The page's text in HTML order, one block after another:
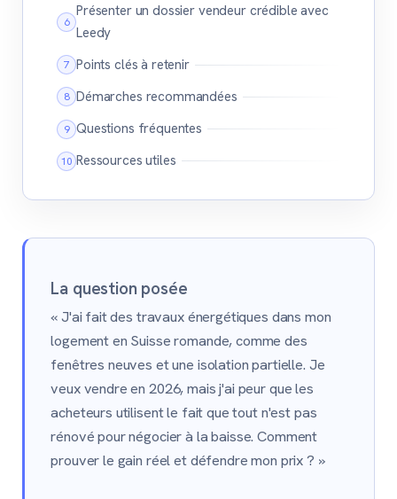
Présenter un dossier vendeur crédible avec
Leedy
Points clés à retenir
Démarches recommandées
Questions fréquentes
Ressources utiles
La question posée
« J'ai fait des travaux énergétiques dans mon
logement en Suisse romande, comme des
fenêtres neuves et une isolation partielle. Je
veux vendre en 2026, mais j'ai peur que les
acheteurs utilisent le fait que tout n'est pas
rénové pour négocier à la baisse. Comment
prouver le gain réel et défendre mon prix ? »